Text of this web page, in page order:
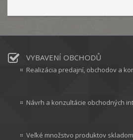
VYBAVENÍ OBCHODŮ
Realizácia predajní, obchodov a
Návrh a konzultácie obchodných
Veľké množstvo produktov skladom